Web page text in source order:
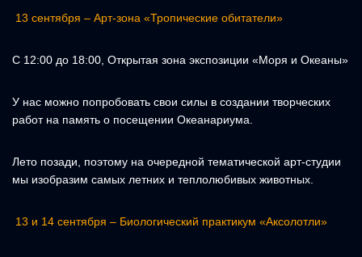
13 сентября – Арт-зона «Тропические обитатели»
С 12:00 до 18:00, Открытая зона экспозиции «Моря и Океаны»
У нас можно попробовать свои силы в создании творческих
работ на память о посещении Океанариума.
Лето позади, поэтому на очередной тематической арт-студии
мы изобразим самых летних и теплолюбивых животных.
13 и 14 сентября – Биологический практикум «Аксолотли»